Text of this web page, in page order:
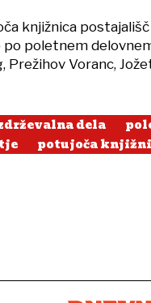
knjižnica
po poletnem
Prežihov Voranc,
dela
potujoča